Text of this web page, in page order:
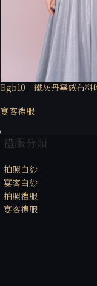
Bgb10｜鐵灰丹寧感布料
宴客禮服
禮服分類
拍照白紗
宴客白紗
拍照禮服
宴客禮服